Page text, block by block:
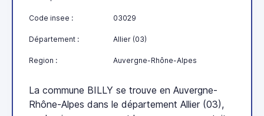
Code insee : 03029
Département : Allier (03)
Region : Auvergne-Rhône-Alpes
La commune BILLY se trouve en Auvergne-
Rhône-Alpes dans le département Allier (03),